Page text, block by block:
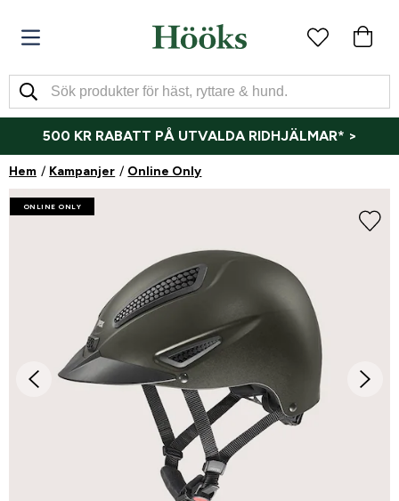
500 KR RABATT PÅ UTVALDA RIDHJÄLMAR* >
Hem Kampanjer Online Only
ONLINE ONLY